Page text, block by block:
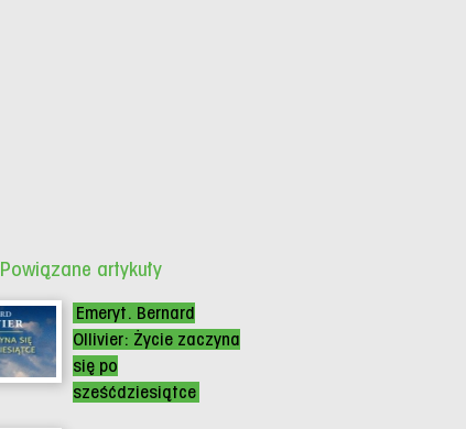
Powiązane artykuły
Emeryt. Bernard
Ollivier: Życie zaczyna
się po
sześćdziesiątce